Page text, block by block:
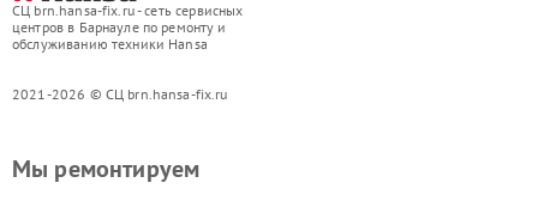
СЦ brn.hansa-fix.ru - сеть сервисных
центров в Барнауле по ремонту и
обслуживанию техники Hansa
2021-2026 © СЦ brn.hansa-fix.ru
Мы ремонтируем